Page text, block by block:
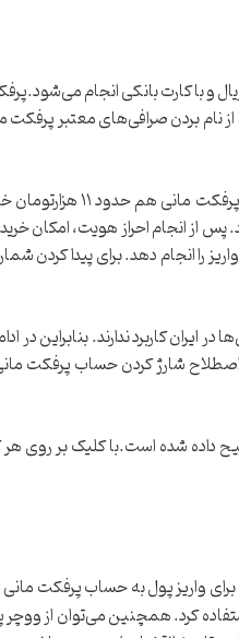
و با کارت بانکی انجام
نام بردن صرافی‌های معتبر پرفکت
قیمت پرفکت مانی بر اساس نرخ ارز در کشور تعیین می‌شود.
از انجام احراز هویت، امکان
را انجام دهد. برای پیدا کردن
ایران کاربرد ندارند. بنابراین
شارژ کردن حساب پرفکت
شده است.با کلیک بر روی هر
واریز پول به حساب پرفکت مانی
کرد. همچنین می‌توان از ووچر